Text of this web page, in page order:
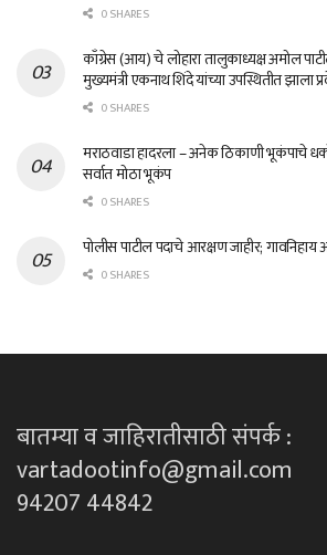
0 SHARES
काँग्रेस (आय) चे लोहारा तालुकाध्यक्ष अमोल
मुख्यमंत्री एकनाथ शिंदे यांच्या उपस्थितीत झाला
0 SHARES
मराठवाडा हादरला – अनेक ठिकाणी भूकंपाचे
सर्वात मोठा भूकंप
0 SHARES
पोलीस पाटील पदाचे आरक्षण जाहीर; गावनिहाय
0 SHARES
बातम्या व जाहिरातीसाठी संपर्क :
vartadootinfo@gmail.com
94207 44842